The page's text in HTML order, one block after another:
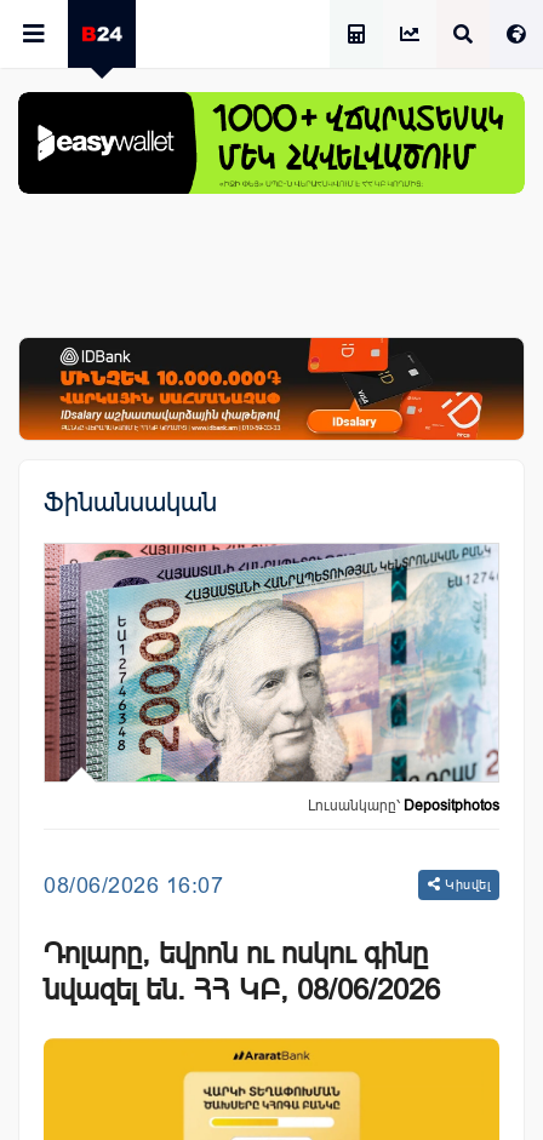
Ֆինանսական
Լուսանկարը՝ Depositphotos
08/06/2026 16:07 Կիսվել
Դոլարը, եվրոն ու ոսկու գինը
նվազել են. ՀՀ ԿԲ, 08/06/2026